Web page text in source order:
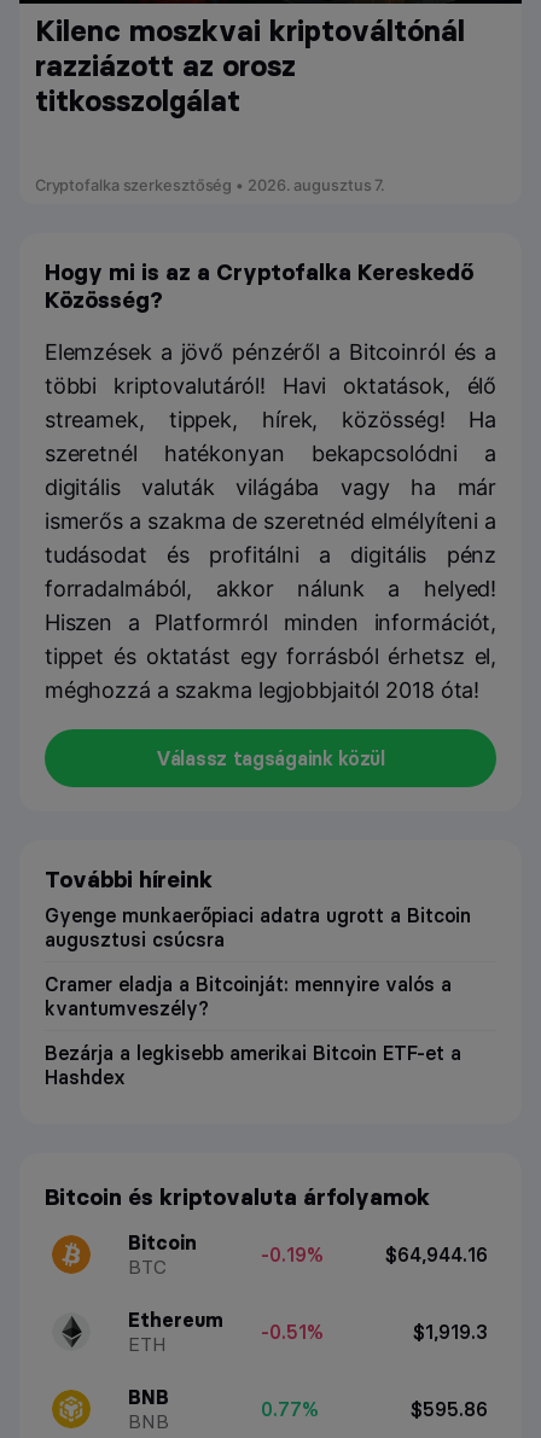
Kilenc moszkvai kriptováltónál
razziázott az orosz
titkosszolgálat
Cryptofalka szerkesztőség • 2026. augusztus 7.
Hogy mi is az a Cryptofalka Kereskedő
Közösség?
Elemzések a jövő pénzéről a Bitcoinról és a
többi kriptovalutáról! Havi oktatások, élő
streamek, tippek, hírek, közösség! Ha
szeretnél hatékonyan bekapcsolódni a
digitális valuták világába vagy ha már
ismerős a szakma de szeretnéd elmélyíteni a
tudásodat és profitálni a digitális pénz
forradalmából, akkor nálunk a helyed!
Hiszen a Platformról minden információt,
tippet és oktatást egy forrásból érhetsz el,
méghozzá a szakma legjobbjaitól 2018 óta!
Válassz tagságaink közül
További híreink
Gyenge munkaerőpiaci adatra ugrott a Bitcoin
augusztusi csúcsra
Cramer eladja a Bitcoinját: mennyire valós a
kvantumveszély?
Bezárja a legkisebb amerikai Bitcoin ETF-et a
Hashdex
Bitcoin és kriptovaluta árfolyamok
Bitcoin
BTC
-0.19% $64,944.16
Ethereum
ETH
-0.51% $1,919.3
BNB
BNB
0.77% $595.86